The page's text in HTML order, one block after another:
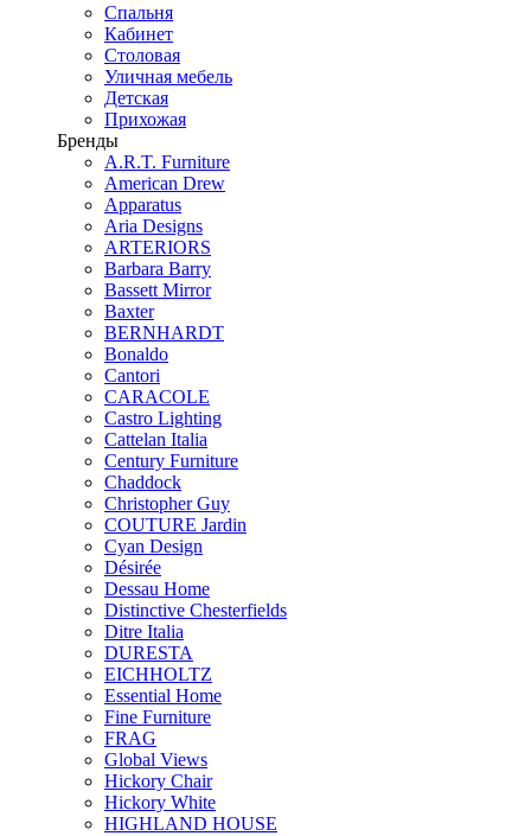
Спальня
Кабинет
Столовая
Уличная мебель
Детская
Прихожая
Бренды
A.R.T. Furniture
American Drew
Apparatus
Aria Designs
ARTERIORS
Barbara Barry
Bassett Mirror
Baxter
BERNHARDT
Bonaldo
Cantori
CARACOLE
Castro Lighting
Cattelan Italia
Century Furniture
Chaddock
Christopher Guy
COUTURE Jardin
Cyan Design
Désirée
Dessau Home
Distinctive Chesterfields
Ditre Italia
DURESTA
EICHHOLTZ
Essential Home
Fine Furniture
FRAG
Global Views
Hickory Chair
Hickory White
HIGHLAND HOUSE